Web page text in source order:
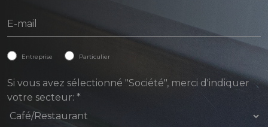
Entreprise Particulier
Si vous avez sélectionné "Société", merci d'indiquer
votre secteur: *